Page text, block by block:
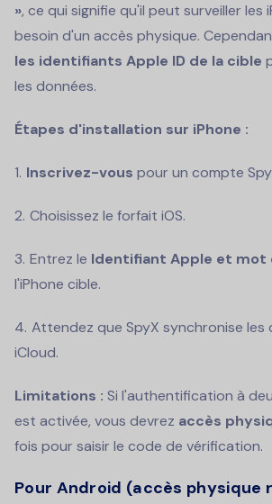
», ce qui signifie qu'il peut surveiller les
besoin d'un accès physique.
les identifiants Apple ID de la cible
les données.
Étapes d'installation sur iPhone :
Inscrivez-vous pour un compte
Choisissez le forfait iOS.
Entrez le Identifiant Apple et mot
l'iPhone cible.
Attendez que SpyX synchronise les
iCloud.
Limitations : Si l'authentification à
est activée, vous devrez accès
fois pour saisir le code de vérification.
Pour Android (accès physique